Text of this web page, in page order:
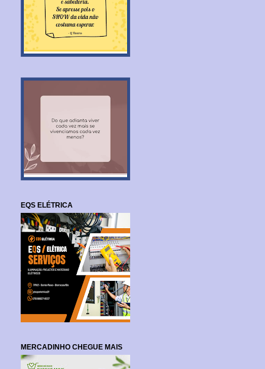
EQS ELÉTRICA
MERCADINHO CHEGUE MAIS